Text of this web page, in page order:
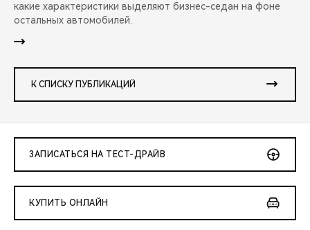
какие характеристики выделяют бизнес-седан на фоне
остальных автомобилей.
К СПИСКУ ПУБЛИКАЦИЙ
ЗАПИСАТЬСЯ НА ТЕСТ-ДРАЙВ
КУПИТЬ ОНЛАЙН